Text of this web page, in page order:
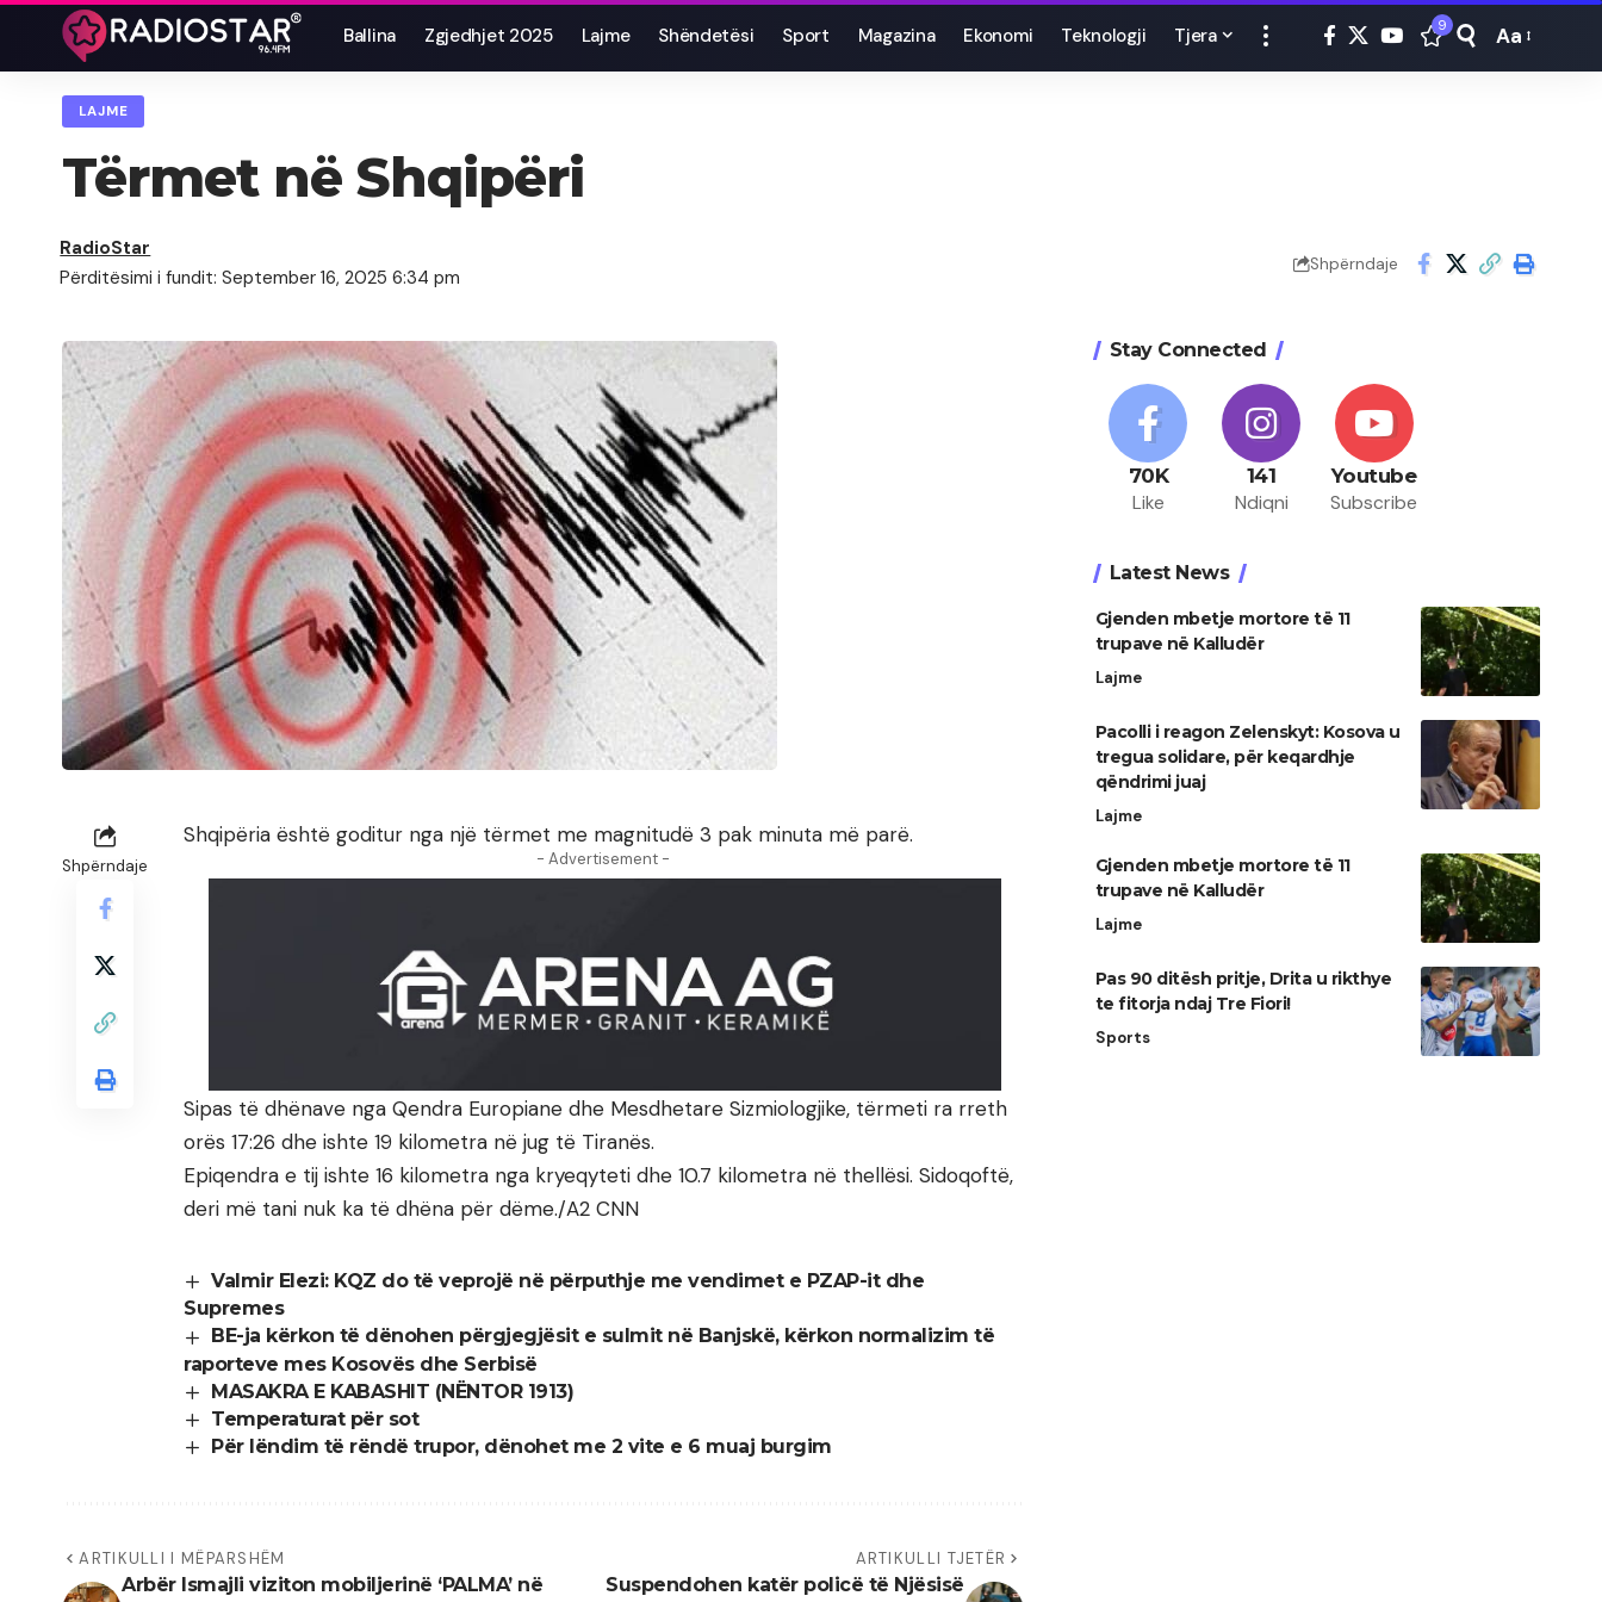
Ballina Zgjedhjet 2025 Lajme Shëndetësi Sport Magazina Ekonomi Teknologji Tjera 9
Font
Aa
LAJME
Tërmet në Shqipëri
Përditësimi i fundit: September 16, 2025 6:34 pm
RadioStar
Shpërndaje
Shpërndaje
Shqipëria është goditur nga një tërmet me magnitudë 3 pak minuta më parë.
- Advertisement -
Sipas të dhënave nga Qendra Europiane dhe Mesdhetare Sizmiologjike, tërmeti ra rreth
orës 17:26 dhe ishte 19 kilometra në jug të Tiranës.
Epiqendra e tij ishte 16 kilometra nga kryeqyteti dhe 10.7 kilometra në thellësi. Sidoqoftë,
deri më tani nuk ka të dhëna për dëme./A2 CNN
Valmir Elezi: KQZ do të veprojë në përputhje me vendimet e PZAP-it dhe
Supremes
BE-ja kërkon të dënohen përgjegjësit e sulmit në Banjskë, kërkon normalizim të
raporteve mes Kosovës dhe Serbisë
MASAKRA E KABASHIT (NËNTOR 1913)
Temperaturat për sot
Për lëndim të rëndë trupor, dënohet me 2 vite e 6 muaj burgim
ARTIKULLI I MËPARSHËM
Arbër Ismajli viziton mobiljerinë ‘PALMA’ në
ARTIKULLI TJETËR
Suspendohen katër policë të Njësisë
Stay Connected
70K
Like
141
Ndiqni
Youtube
Subscribe
Latest News
Gjenden mbetje mortore të 11
trupave në Kalludër
Lajme
Pacolli i reagon Zelenskyt: Kosova u
tregua solidare, për keqardhje
qëndrimi juaj
Lajme
Gjenden mbetje mortore të 11
trupave në Kalludër
Lajme
Pas 90 ditësh pritje, Drita u rikthye
te fitorja ndaj Tre Fiori!
Sports